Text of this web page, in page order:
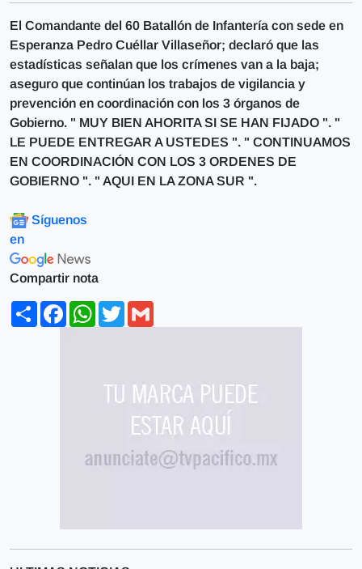
El Comandante del 60 Batallón de Infantería con sede en
Esperanza Pedro Cuéllar Villaseñor; declaró que las
estadísticas señalan que los crímenes van a la baja;
aseguro que continúan los trabajos de vigilancia y
prevención en coordinación con los 3 órganos de
Gobierno. " MUY BIEN AHORITA SI SE HAN FIJADO ". "
LE PUEDE ENTREGAR A USTEDES ". " CONTINUAMOS
EN COORDINACIÓN CON LOS 3 ORDENES DE
GOBIERNO ". " AQUI EN LA ZONA SUR ".
Síguenos
en
Compartir nota
ShareFacebookWhatsApp
Twitter